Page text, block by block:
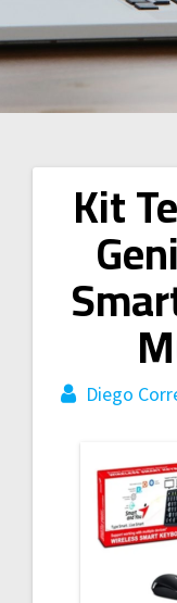
Kit
Diego
de